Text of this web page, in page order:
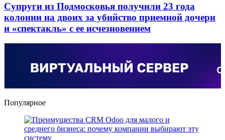
Супруги из Подмосковья получили 23 года
колонии на двоих за убийство приемной дочери
и «спектакль» с ее исчезновением
Популярное